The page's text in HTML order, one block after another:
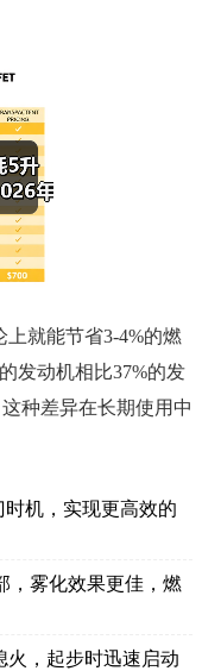
就能节省3-4%的燃
发动机相比37%的发
种差异在长期使用中
时机，实现更高效的
，雾化效果更佳，燃
火，起步时迅速启动